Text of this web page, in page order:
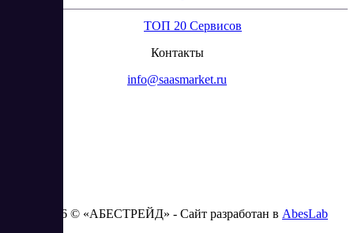
ТОП 20 Сервисов
Контакты
info@saasmarket.ru
2023 - 2026 © «АБЕСТРЕЙД» - Сайт разработан в AbesLab